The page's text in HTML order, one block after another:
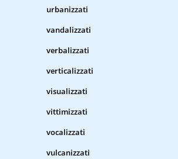
urbanizzati
vandalizzati
verbalizzati
verticalizzati
visualizzati
vittimizzati
vocalizzati
vulcanizzati